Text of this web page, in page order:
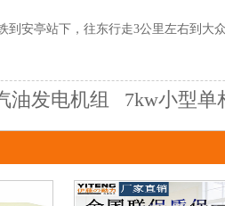
到安亭站下，往东行走3公里左右到大
油发电机组 7kw小型单